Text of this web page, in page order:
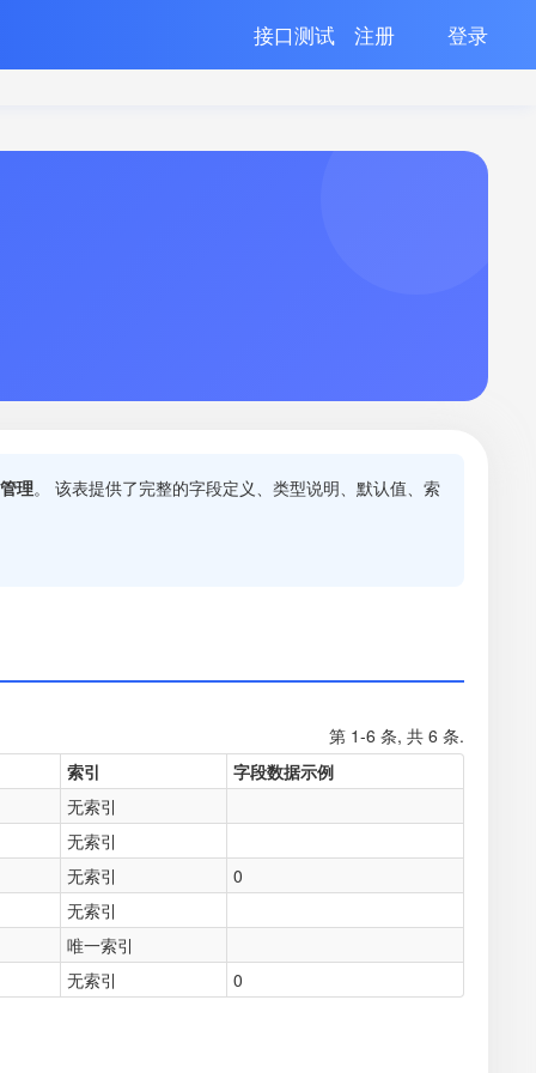
接口测试 注册 登录
理。 该表提供了完整的字段定义、类型说明、默认值、索
第 1-6 条, 共 6 条.
索引
字段数据示例
无索引
无索引
无索引
0
无索引
唯一索引
无索引
0